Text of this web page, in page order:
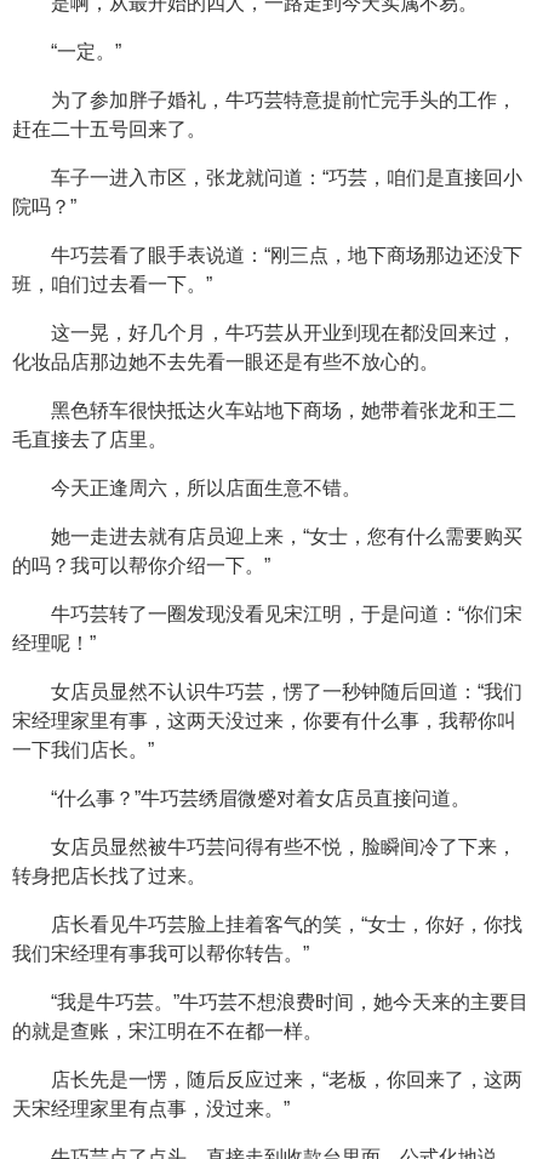
“一定。”
为了参加胖子婚礼，牛巧芸特意提前忙完手头的工作，
赶在二十五号回来了。
车子一进入市区，张龙就问道：“巧芸，咱们是直接回小
院吗？”
牛巧芸看了眼手表说道：“刚三点，地下商场那边还没下
班，咱们过去看一下。”
这一晃，好几个月，牛巧芸从开业到现在都没回来过，
化妆品店那边她不去先看一眼还是有些不放心的。
黑色轿车很快抵达火车站地下商场，她带着张龙和王二
毛直接去了店里。
今天正逢周六，所以店面生意不错。
她一走进去就有店员迎上来，“女士，您有什么需要购买
的吗？我可以帮你介绍一下。”
牛巧芸转了一圈发现没看见宋江明，于是问道：“你们宋
经理呢！”
女店员显然不认识牛巧芸，愣了一秒钟随后回道：“我们
宋经理家里有事，这两天没过来，你要有什么事，我帮你叫
一下我们店长。”
“什么事？”牛巧芸绣眉微蹙对着女店员直接问道。
女店员显然被牛巧芸问得有些不悦，脸瞬间冷了下来，
转身把店长找了过来。
店长看见牛巧芸脸上挂着客气的笑，“女士，你好，你找
我们宋经理有事我可以帮你转告。”
“我是牛巧芸。”牛巧芸不想浪费时间，她今天来的主要目
的就是查账，宋江明在不在都一样。
店长先是一愣，随后反应过来，“老板，你回来了，这两
天宋经理家里有点事，没过来。”